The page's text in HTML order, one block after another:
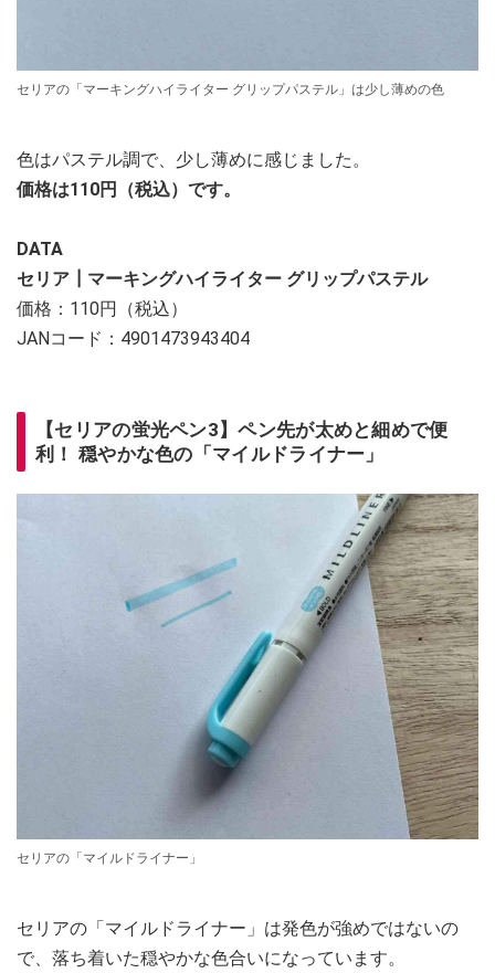
セリアの「マーキングハイライター グリップパステル」は少し薄めの色
色はパステル調で、少し薄めに感じました。
価格は110円（税込）です。
DATA
セリア┃マーキングハイライター グリップパステル
価格：110円（税込）
JANコード：4901473943404
【セリアの蛍光ペン3】ペン先が太めと細めで便
利！ 穏やかな色の「マイルドライナー」
セリアの「マイルドライナー」
セリアの「マイルドライナー」は発色が強めではないの
で、落ち着いた穏やかな色合いになっています。